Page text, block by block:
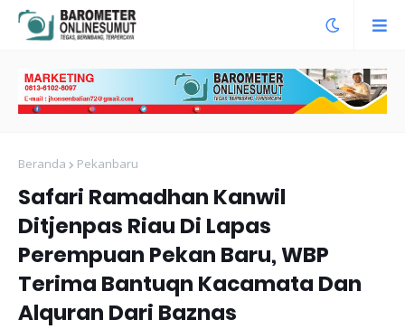
Beranda Pekanbaru
Safari Ramadhan Kanwil
Ditjenpas Riau Di Lapas
Perempuan Pekan Baru, WBP
Terima Bantuqn Kacamata Dan
Alquran Dari Baznas